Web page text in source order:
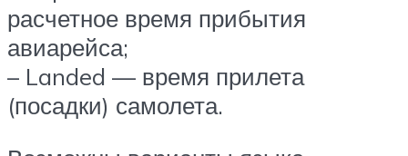
расчетное время прибытия
авиарейса;
– Landed — время прилета
(посадки) самолета.